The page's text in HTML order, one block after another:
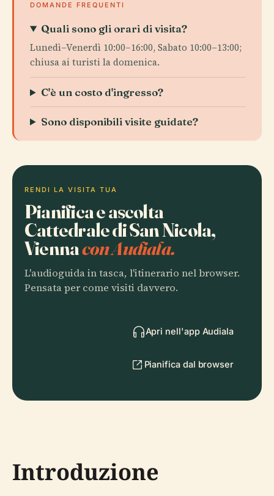
DOMANDE FREQUENTI
Quali sono gli orari di visita?
Lunedì–Venerdì 10:00–16:00, Sabato 10:00–13:00;
chiusa ai turisti la domenica.
C'è un costo d'ingresso?
Sono disponibili visite guidate?
RENDI LA VISITA TUA
Pianifica e ascolta
Cattedrale di San Nicola,
Viennacon Audiala.
L'audioguida in tasca, l'itinerario nel browser.
Pensata per come visiti davvero.
Apri nell'app Audiala
Pianifica dal browser
Introduzione